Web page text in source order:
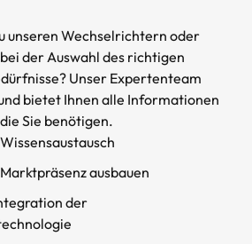
unseren Wechselrichtern oder
der Auswahl des richtigen
Unser Expertenteam
bietet Ihnen alle Informationen
Sie benötigen.
ausbauen
der